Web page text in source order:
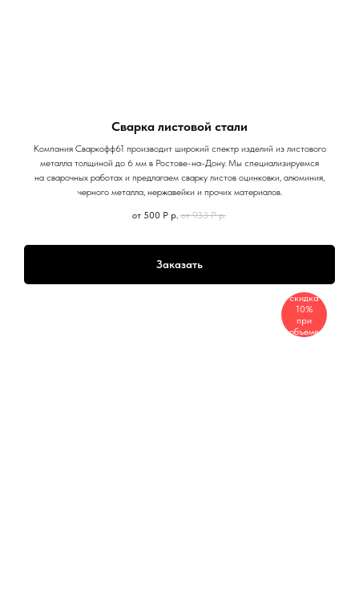
Сварка листовой стали
Компания Сваркофф61 производит широкий спектр изделий из листового
металла толщиной до 6 мм в Ростове-на-Дону. Мы специализируемся
на сварочных работах и предлагаем сварку листов оцинковки, алюминия,
черного металла, нержавейки и прочих материалов.
от 500 Р р. от 933 Р р.
Заказать
скидка
10%
при
объеме